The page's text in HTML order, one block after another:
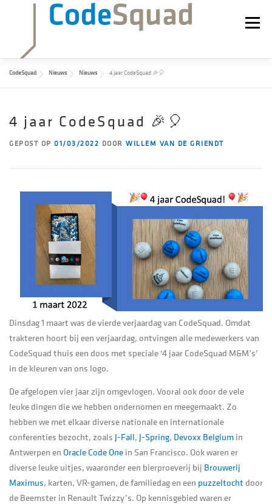
inhoud
Menu
WERKEN BIJ NIEUWS
CodeSquad Nieuws Nieuws 4 jaar CodeSquad 🎉🎈
4 jaar CodeSquad 🎉🎈
GEPOST OP 01/03/2022 DOOR WILLEM VAN DE GRIENDT
Dinsdag 1 maart was de vierde verjaardag van CodeSquad. Omdat
trakteren hoort bij een verjaardag, ontvingen alle medewerkers van
CodeSquad thuis een doos met speciale ‘4 jaar CodeSquad M&M’s’
in de kleuren van ons logo.
De afgelopen vier jaar zijn omgevlogen. Vooral ook door de vele
leuke dingen die we hebben ondernomen en meegemaakt. Zo
hebben we met elkaar diverse nationale en internationale
conferenties bezocht, zoals J-Fall, J-Spring, Devoxx Belgium in
Antwerpen en Oracle Code One in San Francisco. Ook waren er
diverse leuke uitjes, waaronder een bierproeverij bij Brouwerij
Maximus, karten, VR-gamen, de familiedag en een puzzeltocht door
de Beemster in Renault Twizzy’s. Op kennisgebied waren er